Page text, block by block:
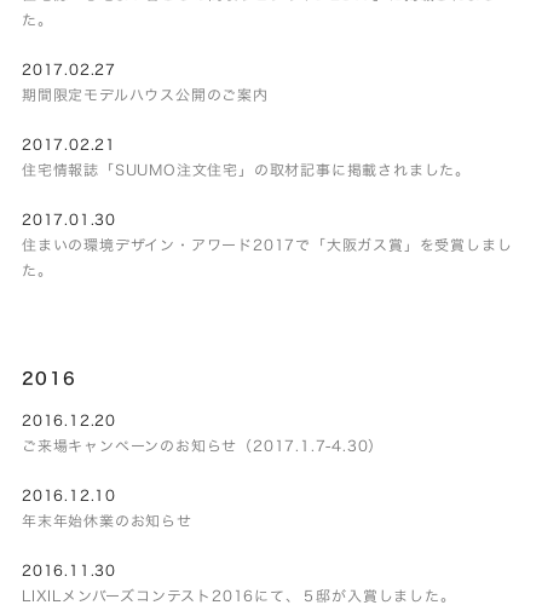
た。
2017.02.27
期間限定モデルハウス公開のご案内
2017.02.21
住宅情報誌「SUUMO注文住宅」の取材記事に掲載されました。
2017.01.30
住まいの環境デザイン・アワード2017で「大阪ガス賞」を受賞しまし
た。
2016
2016.12.20
ご来場キャンペーンのお知らせ（2017.1.7-4.30）
2016.12.10
年末年始休業のお知らせ
2016.11.30
LIXILメンバーズコンテスト2016にて、５邸が入賞しました。